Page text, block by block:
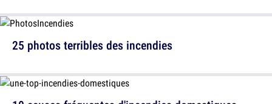
25 photos terribles des incendies